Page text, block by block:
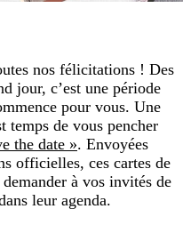
nos félicitations ! Des
jour, c’est une période
pour vous. Une
de vous pencher
the date ». Envoyées
officielles, ces cartes de
à vos invités de
leur agenda.
8 mois avant le jour J.
: envoyez vos cartes
le jour J.
vos cartes « save